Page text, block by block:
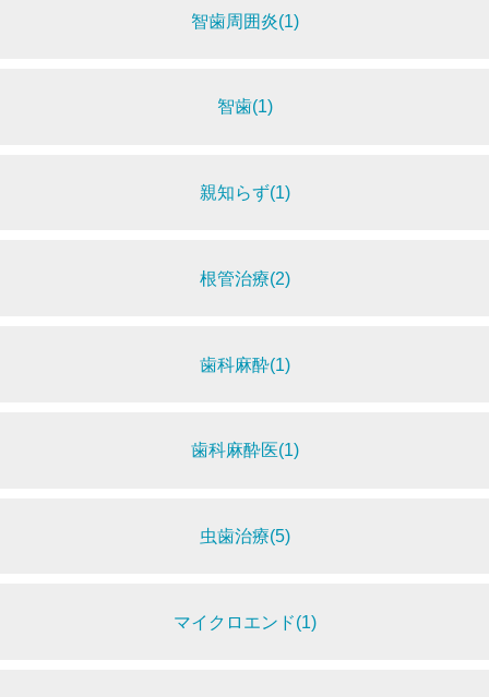
智歯周囲炎(1)
智歯(1)
親知らず(1)
根管治療(2)
歯科麻酔(1)
歯科麻酔医(1)
虫歯治療(5)
マイクロエンド(1)